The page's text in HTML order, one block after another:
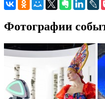
Фотографии